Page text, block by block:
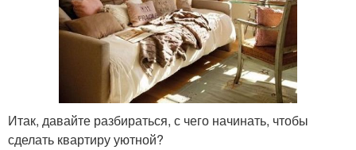
Итак, давайте разбираться, с чего начинать, чтобы
сделать квартиру уютной?